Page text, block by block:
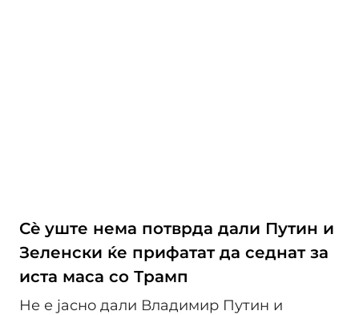
Сè уште нема потврда дали Путин и
Зеленски ќе прифатат да седнат за
иста маса со Трамп
Не е јасно дали Владимир Путин и